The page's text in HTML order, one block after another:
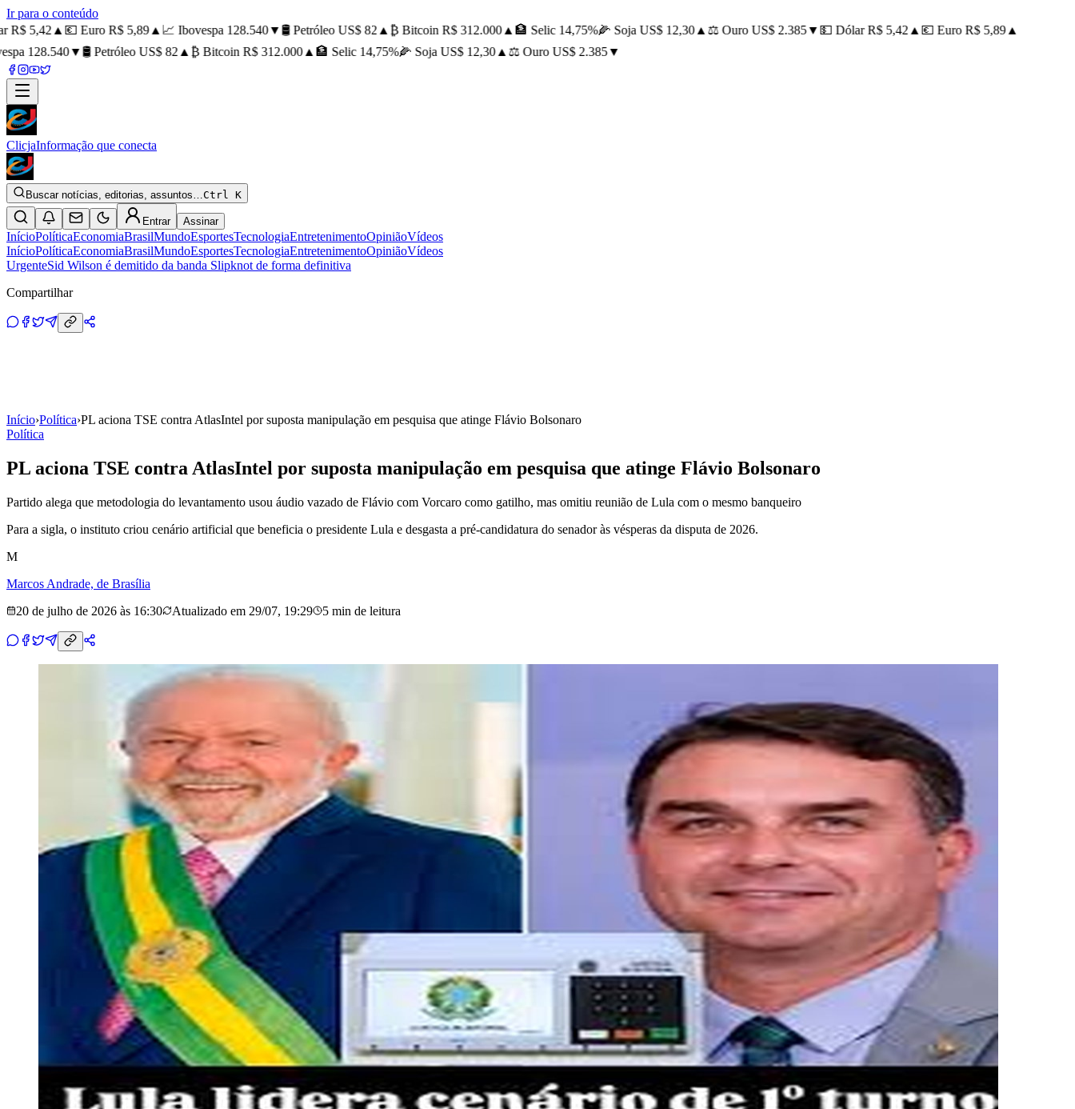
Ir para o conteúdo
5,42▲ 💶 Euro R$ 5,89▲📈 Ibovespa 128.540▼🛢️ Petróleo US$ 82▲ ₿ Bitcoin R$ 312.000▲🏦 Selic 14,75%🌽 Soja US$ 12,30▲⚖️ Ouro US$ 2.385▼💵 Dólar R$ 5,42▲ 💶 Euro R$ 5,89▲
128.540▼🛢️ Petróleo US$ 82▲ ₿ Bitcoin R$ 312.000▲🏦 Selic 14,75%🌽 Soja US$ 12,30▲⚖️ Ouro US$ 2.385▼
ClicjaInformação que conecta
Buscar notícias, editorias, assuntos…Ctrl K
Entrar Assinar
InícioPolíticaEconomiaBrasilMundoEsportesTecnologiaEntretenimentoOpiniãoVídeos
InícioPolíticaEconomiaBrasilMundoEsportesTecnologiaEntretenimentoOpiniãoVídeos
UrgenteSid Wilson é demitido da banda Slipknot de forma definitiva
Compartilhar
Início›Política›PL aciona TSE contra AtlasIntel por suposta manipulação em pesquisa que atinge Flávio Bolsonaro
Política
PL aciona TSE contra AtlasIntel por suposta manipulação em pesquisa que atinge Flávio Bolsonaro
Partido alega que metodologia do levantamento usou áudio vazado de Flávio com Vorcaro como gatilho, mas omitiu reunião de Lula com o mesmo banqueiro
Para a sigla, o instituto criou cenário artificial que beneficia o presidente Lula e desgasta a pré-candidatura do senador às vésperas da disputa de 2026.
M
Marcos Andrade, de Brasília
20 de julho de 2026 às 16:30
Atualizado em 29/07, 19:29 5 min de leitura